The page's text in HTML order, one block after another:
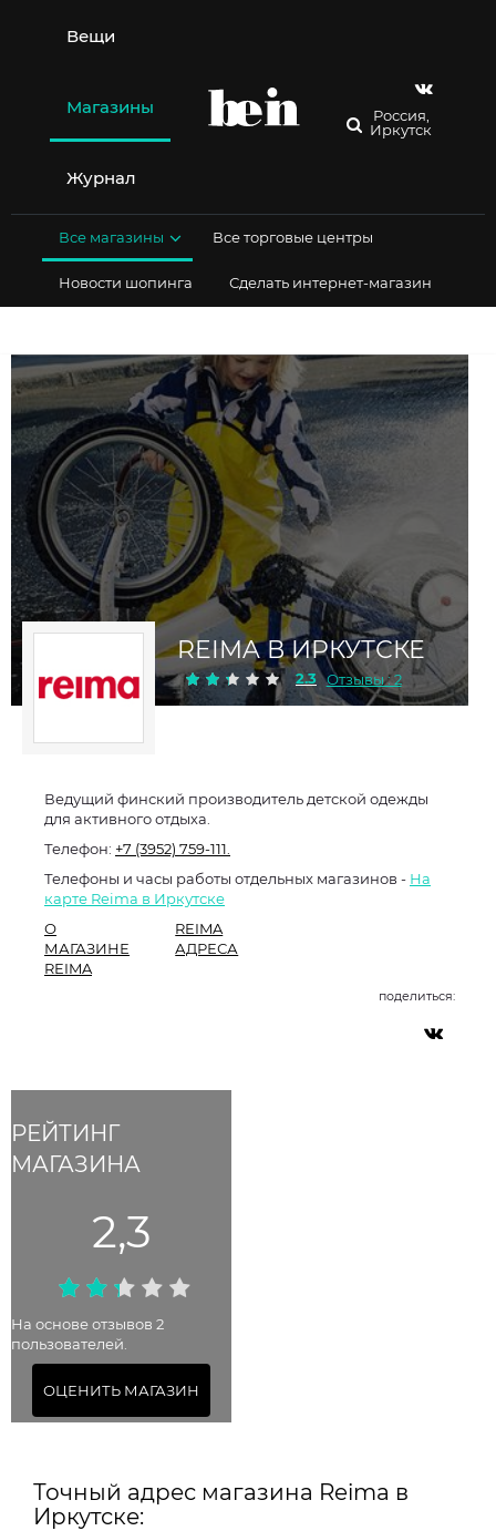
содержимому
Вещи
Магазины
Журнал
Россия,
Иркутск
Все магазины Все торговые центры
Новости шопинга Сделать интернет-магазин
REIMA В ИРКУТСКЕ
2.3 Отзывы : 2
РЕЙТИНГ
МАГАЗИНА
2,3
На основе отзывов 2
пользователей.
ОЦЕНИТЬ МАГАЗИН
Ведущий финский производитель детской одежды
для активного отдыха.
Телефон: +7 (3952) 759-111.
Телефоны и часы работы отдельных магазинов - На
карте Reima в Иркутске
О
МАГАЗИНЕ
REIMA
REIMA
АДРЕСА
поделиться:
Точный адрес магазина Reima в
Иркутске: